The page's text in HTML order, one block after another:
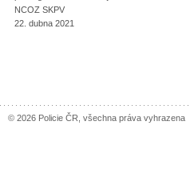
NCOZ SKPV
22. dubna 2021
© 2026 Policie ČR, všechna práva vyhrazena